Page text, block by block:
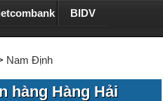
BIDV
Nam Định
hàng Hàng Hải